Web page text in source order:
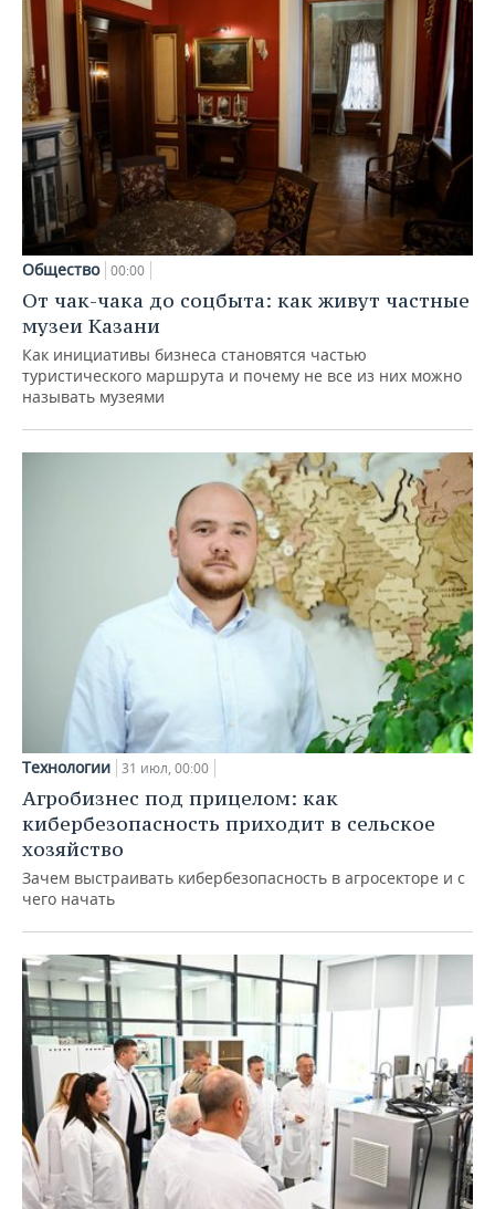
Общество 00:00
От чак-чака до соцбыта: как живут частные
музеи Казани
Как инициативы бизнеса становятся частью
туристического маршрута и почему не все из них можно
называть музеями
Технологии 31 июл, 00:00
Агробизнес под прицелом: как
кибербезопасность приходит в сельское
хозяйство
Зачем выстраивать кибербезопасность в агросекторе и с
чего начать